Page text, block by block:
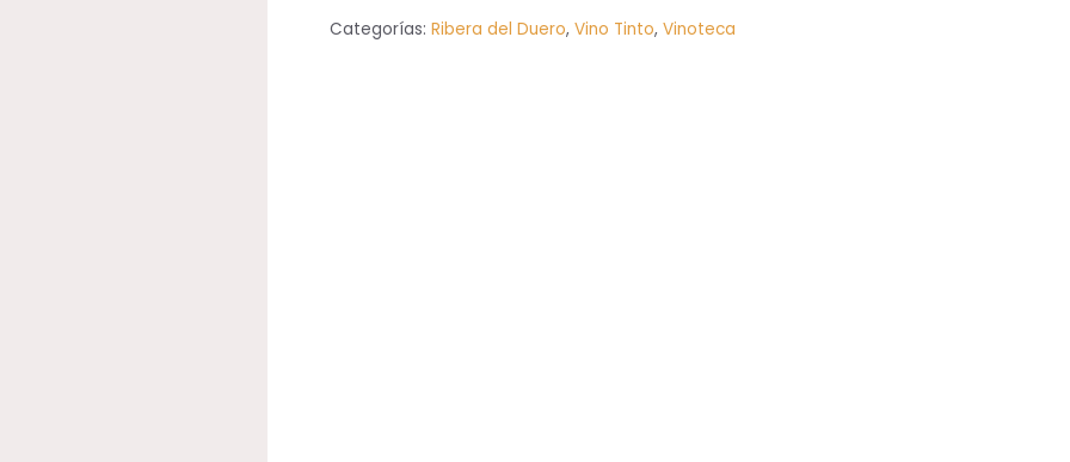
Lobo
Categorías:Ribera del Duero,Vino Tinto,Vinoteca